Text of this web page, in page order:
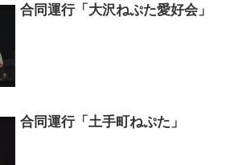
合同運行「大沢ねぷた愛好会」
合同運行「土手町ねぷた」